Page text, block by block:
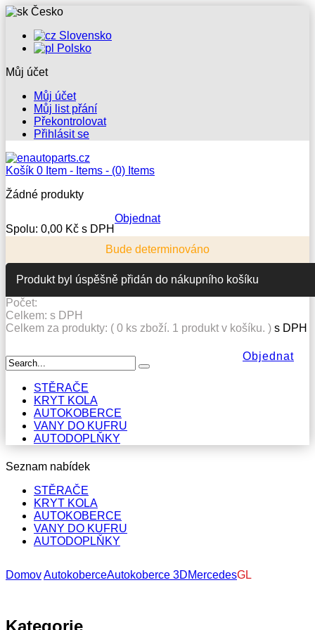
Česko
Slovensko
Polsko
Můj účet
Můj účet
Můj list přání
Překontrolovat
Přihlásit se
Košík 0 Item - Items - (0) Items
Žádné produkty
Spolu: 0,00 Kč s DPH
Objednat
Bude determinováno
Produkt byl úspěšně přidán do nákupního košíku
Počet:
Celkem: s DPH
Celkem za produkty: ( 0 ks zboží. 1 produkt v košíku. ) s DPH
Objednat
STĚRAČE
KRYT KOLA
AUTOKOBERCE
VANY DO KUFRU
AUTODOPLŇKY
Seznam nabídek
STĚRAČE
KRYT KOLA
AUTOKOBERCE
VANY DO KUFRU
AUTODOPLŇKY
DomovAutokoberceAutokoberce 3DMercedesGL
Kategorie